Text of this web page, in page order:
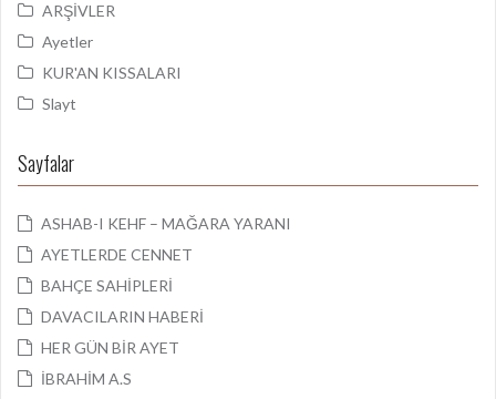
ARŞİVLER
Ayetler
KUR'AN KISSALARI
Slayt
Sayfalar
ASHAB-I KEHF – MAĞARA YARANI
AYETLERDE CENNET
BAHÇE SAHİPLERİ
DAVACILARIN HABERİ
HER GÜN BİR AYET
İBRAHİM A.S